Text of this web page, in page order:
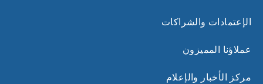
الإعتمادات والشراكات
عملاؤنا المميزون
مركز الأخبار والإعلام